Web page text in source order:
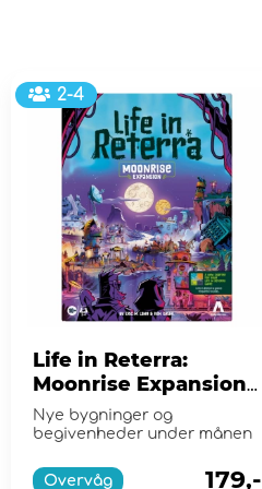
2-4
Life in Reterra:
Moonrise Expansion
(Exp.)
Nye bygninger og
begivenheder under månen
Overvåg 179,-